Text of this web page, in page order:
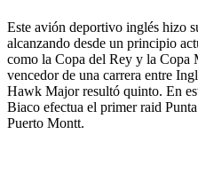
Este avión deportivo inglés hizo
alcanzando desde un principio
como la Copa del Rey y la Copa
vencedor de una carrera entre
Hawk Major resultó quinto. En
Biaco efectua el primer raid
Puerto Montt.